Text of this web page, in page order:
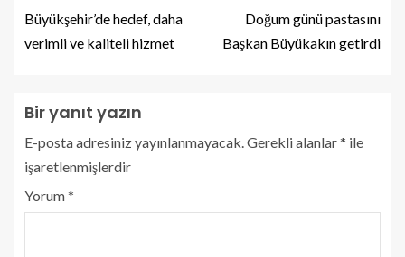
Büyükşehir’de hedef, daha
verimli ve kaliteli hizmet
Doğum günü pastasını
Başkan Büyükakın getirdi
Bir yanıt yazın
E-posta adresiniz yayınlanmayacak.Gerekli alanlar* ile
işaretlenmişlerdir
Yorum*